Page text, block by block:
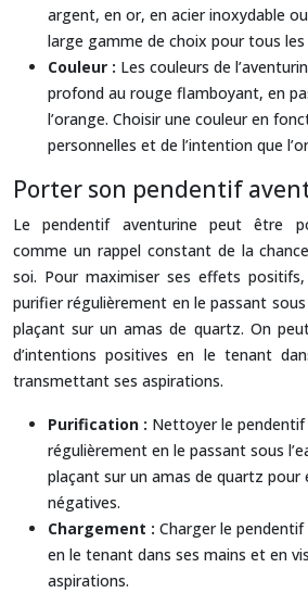
argent, en or, en acier inoxydable
large gamme de choix pour tous les
Couleur : Les couleurs de
profond au rouge flamboyant, en
l’orange. Choisir une couleur en
personnelles et de l’intention que
Porter son pendentif
Le pendentif aventurine peut être
comme un rappel constant de la
soi. Pour maximiser ses effets
purifier régulièrement en le passant
plaçant sur un amas de quartz. On
d’intentions positives en le tenant
transmettant ses aspirations.
Purification : Nettoyer le pendentif
régulièrement en le passant sous
plaçant sur un amas de quartz pour
négatives.
Chargement : Charger le
en le tenant dans ses mains et en
aspirations.